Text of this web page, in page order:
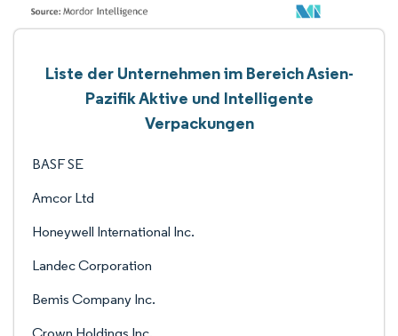
Liste der Unternehmen im Bereich Asien-
Pazifik Aktive und Intelligente
Verpackungen
BASF SE
Amcor Ltd
Honeywell International Inc.
Landec Corporation
Bemis Company Inc.